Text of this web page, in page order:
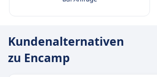
Kundenalternativen
zu Encamp